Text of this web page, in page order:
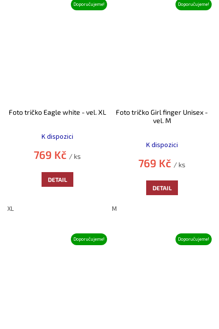
Doporučujeme!
Foto tričko Eagle white - vel. XL
hodnocení
produktu
je
5,0
z
5
hvězdiček.
K dispozici
769 Kč / ks
DETAIL
XL
Doporučujeme!
Foto tričko Girl finger Unisex -
vel. M
hodnocení
produktu
je
5,0
z
5
hvězdiček.
K dispozici
769 Kč / ks
DETAIL
M
Doporučujeme! Doporučujeme!